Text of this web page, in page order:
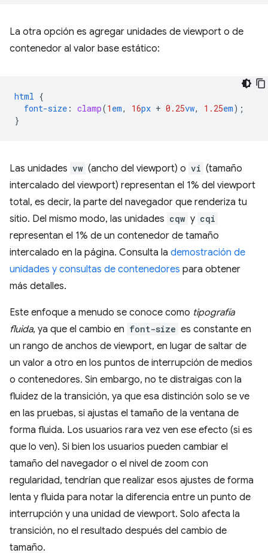
La otra opción es agregar unidades de viewport o de
contenedor al valor base estático:
html {
font-size : clamp(1 em, 16px + 0.25vw, 1.25em);
}
Las unidades vw (ancho del viewport) o vi (tamaño
intercalado del viewport) representan el 1% del viewport
total, es decir, la parte del navegador que renderiza tu
sitio. Del mismo modo, las unidades cqw y cqi
representan el 1% de un contenedor de tamaño
intercalado en la página. Consulta la demostración de
unidades y consultas de contenedores para obtener
más detalles.
Este enfoque a menudo se conoce como tipografía
fluida, ya que el cambio en font-size es constante en
un rango de anchos de viewport, en lugar de saltar de
un valor a otro en los puntos de interrupción de medios
o contenedores. Sin embargo, no te distraigas con la
fluidez de la transición, ya que esa distinción solo se ve
en las pruebas, si ajustas el tamaño de la ventana de
forma fluida. Los usuarios rara vez ven ese efecto (si es
que lo ven). Si bien los usuarios pueden cambiar el
tamaño del navegador o el nivel de zoom con
regularidad, tendrían que realizar esos ajustes de forma
lenta y fluida para notar la diferencia entre un punto de
interrupción y una unidad de viewport. Solo afecta la
transición, no el resultado después del cambio de
tamaño.